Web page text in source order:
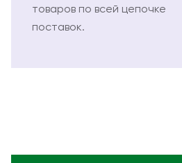
товаров по всей цепочке
поставок.